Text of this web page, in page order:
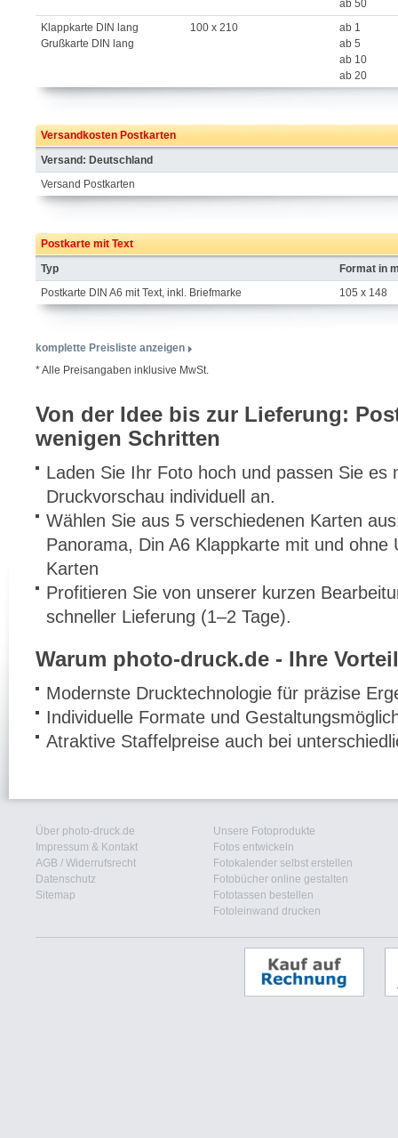
ab 50
Klappkarte DIN lang
Grußkarte DIN lang
100 x 210
ab 1
ab 5
ab 10
ab 20
Versandkosten Postkarten
Versand: Deutschland
Versand Postkarten
Postkarte mit Text
Typ
Format in
Postkarte DIN A6 mit Text, inkl. Briefmarke
105 x 148
komplette Preisliste anzeigen
* Alle Preisangaben inklusive MwSt.
Von der Idee bis zur Lieferung:
wenigen Schritten
Laden Sie Ihr Foto hoch und passen Sie es
Druckvorschau individuell an.
Wählen Sie aus 5 verschiedenen Karten
Panorama, Din A6 Klappkarte mit und ohne
Karten
Profitieren Sie von unserer kurzen
schneller Lieferung (1–2 Tage).
Warum photo-druck.de - Ihre
Modernste Drucktechnologie für präzise
Individuelle Formate und
Atraktive Staffelpreise auch bei
Über photo-druck.de
Impressum & Kontakt
AGB / Widerrufsrecht
Datenschutz
Sitemap
Unsere Fotoprodukte
Fotos entwickeln
Fotokalender selbst erstellen
Fotobücher online gestalten
Fototassen bestellen
Fotoleinwand drucken